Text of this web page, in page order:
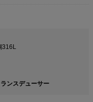
316L
ンスデューサー